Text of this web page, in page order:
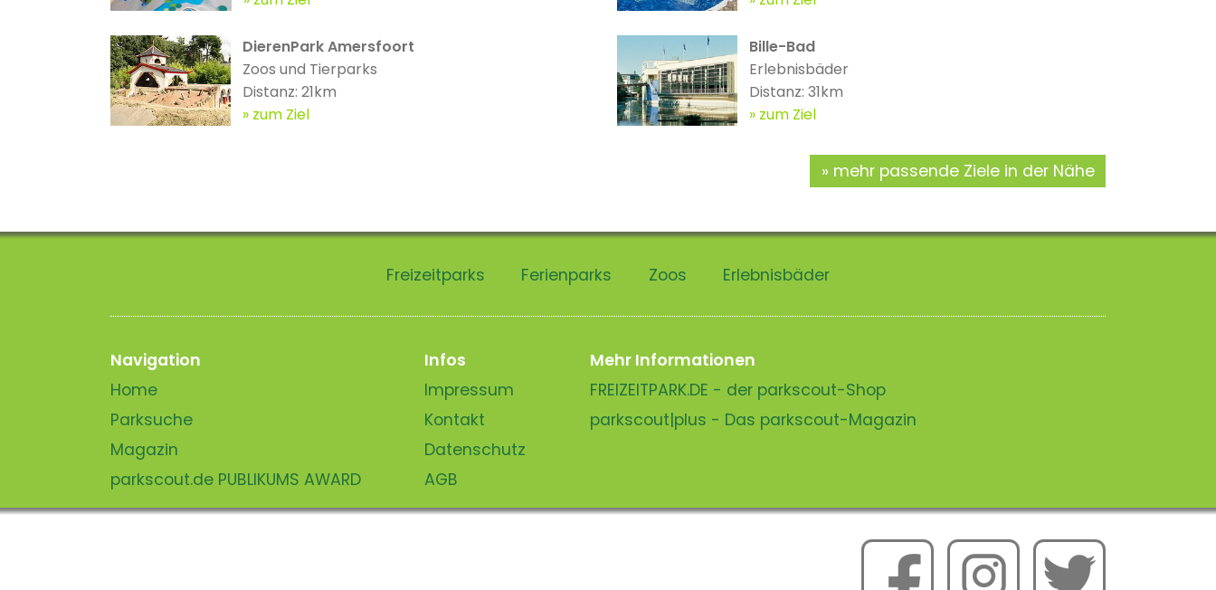
DierenPark Amersfoort
Zoos und Tierparks
Distanz: 21km
zum Ziel
Bille-Bad
Erlebnisbäder
Distanz: 31km
zum Ziel
mehr passende Ziele in der Nähe
Freizeitparks Ferienparks Zoos Erlebnisbäder
Navigation
Home
Parksuche
Magazin
parkscout.de PUBLIKUMS AWARD
Infos
Impressum
Kontakt
Datenschutz
AGB
Mehr Informationen
FREIZEITPARK.DE - der parkscout-Shop
parkscout|plus - Das parkscout-Magazin